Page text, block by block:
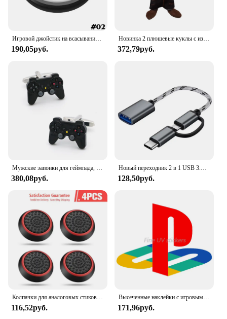
190,05руб.
Новинка 2 плюшевые куклы с изображением тревоги милая игрушка с радостью, страхом, гневом, грустью, Рейли, плюшевые игрушки-модели коллекционные игрушки подарок на день рождения
372,79руб.
380,08руб. 128,50руб.
116,52руб.
Высеченные наклейки с игровым логотипом, автономные наклейки для геймпада, наклейки для игровых автоматов, виниловые наклейки из ПВХ для игровой станции
171,96руб.